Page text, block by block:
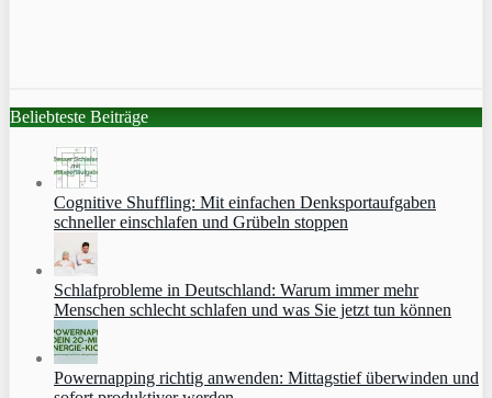
Beliebteste Beiträge
Cognitive Shuffling: Mit einfachen Denksportaufgaben
schneller einschlafen und Grübeln stoppen
Schlafprobleme in Deutschland: Warum immer mehr
Menschen schlecht schlafen und was Sie jetzt tun können
Powernapping richtig anwenden: Mittagstief überwinden und